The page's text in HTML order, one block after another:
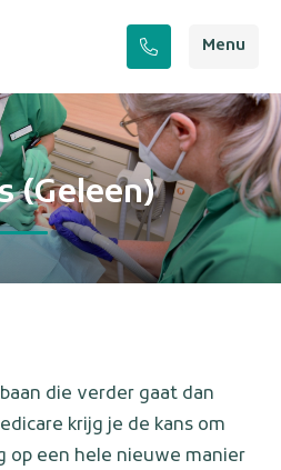
Menu
(Geleen)
die verder gaat dan
krijg je de kans om
op een hele nieuwe manier